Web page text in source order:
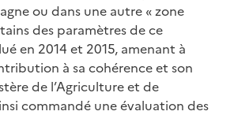
ou dans une autre « zone
des paramètres de ce
en 2014 et 2015, amenant à
à sa cohérence et son
de l’Agriculture et de
commandé une évaluation des